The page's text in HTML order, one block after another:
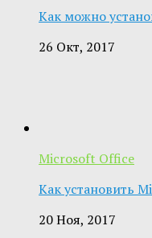
Как можно
26 Окт, 2017
Microsoft Office
Как установить
20 Ноя, 2017